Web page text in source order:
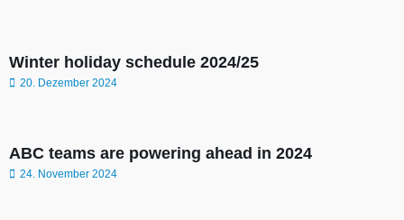
Winter holiday schedule 2024/25
20. Dezember 2024
ABC teams are powering ahead in 2024
24. November 2024